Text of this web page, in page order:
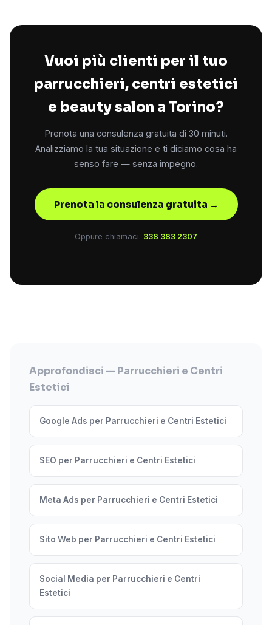
Vuoi più clienti per il tuo
parrucchieri, centri estetici
e beauty salon a Torino?
Prenota una consulenza gratuita di 30 minuti.
Analizziamo la tua situazione e ti diciamo cosa ha
senso fare — senza impegno.
Prenota la consulenza gratuita →
Oppure chiamaci: 338 383 2307
Approfondisci — Parrucchieri e Centri
Estetici
Google Ads per Parrucchieri e Centri Estetici
SEO per Parrucchieri e Centri Estetici
Meta Ads per Parrucchieri e Centri Estetici
Sito Web per Parrucchieri e Centri Estetici
Social Media per Parrucchieri e Centri
Estetici